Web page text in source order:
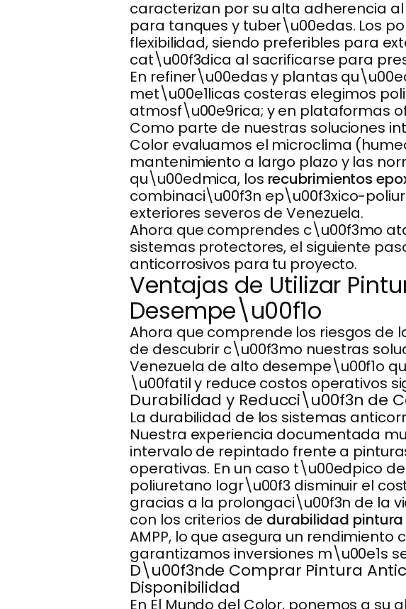
caracterizan por su alta adherencia
para tanques y tuber\u00edas. Los
flexibilidad, siendo preferibles para
cat\u00f3dica al sacrificarse para
En refiner\u00edas y plantas
met\u00e1licas costeras elegimos
atmosf\u00e9rica; y en plataformas
Como parte de nuestras soluciones
Color evaluamos el microclima
mantenimiento a largo plazo y las
qu\u00edmica, los recubrimientos
combinaci\u00f3n ep\u00f3xico-
exteriores severos de Venezuela.
Ahora que comprendes c\u00f3mo
sistemas protectores, el siguiente
anticorrosivos para tu proyecto.
Ventajas de Utilizar
Desempe\u00f1o
Ahora que comprende los riesgos de
de descubrir c\u00f3mo nuestras
Venezuela de alto desempe\u00f1o
\u00fatil y reduce costos operativos
Durabilidad y Reducci\u00f3n de
La durabilidad de los sistemas
Nuestra experiencia documentada
intervalo de repintado frente a
operativas. En un caso t\u00edpico
poliuretano logr\u00f3 disminuir el
gracias a la prolongaci\u00f3n de la
con los criterios de durabilidad
AMPP, lo que asegura un
garantizamos inversiones m\u00e1s
D\u00f3nde Comprar Pintura
Disponibilidad
En El Mundo del Color, ponemos a